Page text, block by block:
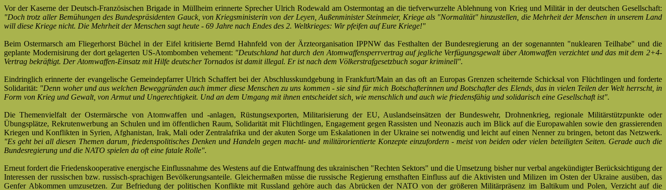
Vor der Kaserne der Deutsch-Französischen Brigade in Müllheim erinnerte Sprecher Ulrich Rodewald am Ostermontag an die tiefverwurzelte Ablehnung von Krieg und Militär in der deutschen Gesellschaft:
"Doch trotz aller Bemühungen des Bundespräsidenten Gauck, von Kriegsministerin von der Leyen, Außenminister Steinmeier, Kriege als "Normalität" hinzustellen, die Mehrheit der Menschen in unserem Land
will diese Kriege nicht. Die Mehrheit der Menschen sagt heute - 69 Jahre nach Endes des 2. Weltkrieges: Wir pfeifen auf Eure Kriege!"
Beim Ostermarsch am Fliegerhorst Büchel in der Eifel kritisierte Bernd Hahnfeld von der Ärzteorganisation IPPNW das Festhalten der Bundesregierung an der sogenannten "nuklearen Teilhabe" und die
geplante Modernisirung der dort gelagerten US-Atombomben vehement: "Deutschland hat durch den Atomwaffensperrvertrag auf jegliche Verfügungsgewalt über Atomwaffen verzichtet und das mit dem 2+4-
Vertrag bekräftigt. Der Atomwaffen-Einsatz mit Hilfe deutscher Tornados ist damit illegal. Er ist nach dem Völkerstrafgesetzbuch sogar kriminell".
Eindringlich erinnerte der evangelische Gemeindepfarrer Ulrich Schaffert bei der Abschlusskundgebung in Frankfurt/Main an das oft an Europas Grenzen scheiternde Schicksal von Flüchtlingen und forderte
Solidarität: "Denn woher und aus welchen Beweggründen auch immer diese Menschen zu uns kommen - sie sind für mich Botschafterinnen und Botschafter des Elends, das in vielen Teilen der Welt herrscht, in
Form von Krieg und Gewalt, von Armut und Ungerechtigkeit. Und an dem Umgang mit ihnen entscheidet sich, wie menschlich und auch wie friedensfähig und solidarisch eine Gesellschaft ist".
Die Themenvielfalt der Ostermärsche von Atomwaffen und -anlagen, Rüstungsexporten, Militarisierung der EU, Auslandseinsätzen der Bundeswehr, Drohnenkrieg, regionale Militärstützpunkte oder
Übungsplätze, Rekrutenwerbung an Schulen und im öffentlichen Raum, Solidarität mit Flüchtlingen, Engagement gegen Rassisten und Neonazis auch im Blick auf die Europawahlen sowie den grassierenden
Kriegen und Konflikten in Syrien, Afghanistan, Irak, Mali oder Zentralafrika und der akuten Sorge um Eskalationen in der Ukraine sei notwendig und leicht auf einen Nenner zu bringen, betont das Netzwerk.
"Es geht bei all diesen Themen darum, friedenspolitisches Denken und Handeln gegen macht- und militärorientierte Konzepte einzufordern - meist von beiden oder vielen beteiligten Seiten. Gerade auch die
Bundesregierung und die NATO spielen da oft eine fatale Rolle".
Erneut fordert die Friedenskooperative energische Einflussnahme des Westens auf die Entwaffnung des ukrainischen "Rechten Sektors" und die Umsetzung bisher nur verbal angekündigter Berücksichtigung der
Interessen der russischen bzw. russisch-sprachigen Bevölkerungsanteile. Gleichermaßen müsse die russische Regierung ernsthaften Einfluss auf die Aktivisten und Milizen im Osten der Ukraine ausüben, das
Genfer Abkommen umzusetzen. Zur Befriedung der politischen Konflikte mit Russland gehöre auch das Abrücken der NATO von der größeren Militärpräsenz im Baltikum und Polen, Verzicht auf die